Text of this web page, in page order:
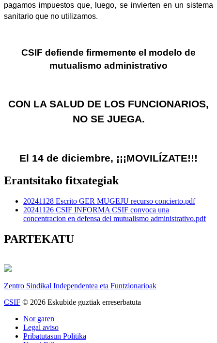
pagamos impuestos que, luego, se invierten en un sistema
sanitario que no utilizamos.
CSIF defiende firmemente el modelo de
mutualismo administrativo
CON LA SALUD DE LOS FUNCIONARIOS,
NO SE JUEGA.
El 14 de diciembre, ¡¡¡MOVILÍZATE!!!
Erantsitako fitxategiak
20241128 Escrito GER MUGEJU recurso concierto.pdf
20241126 CSIF INFORMA CSIF convoca una
concentracion en defensa del mutualismo administrativo.pdf
PARTEKATU
Zentro Sindikal Independentea eta Funtzionarioak
CSIF © 2026 Eskubide guztiak erreserbatuta
Nor garen
Legal aviso
Pribatutasun Politika